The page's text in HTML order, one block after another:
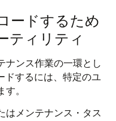
ードするため
ティリティ
ナンス作業の一環とし
ドするには、特定のユ
。
はメンテナンス・タス